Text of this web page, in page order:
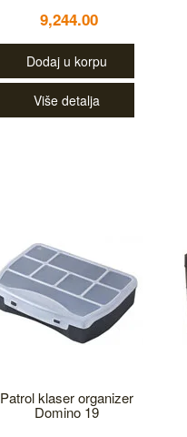
9,244.00
Dodaj u korpu
Više detalja
Patrol klaser organizer
Domino 19